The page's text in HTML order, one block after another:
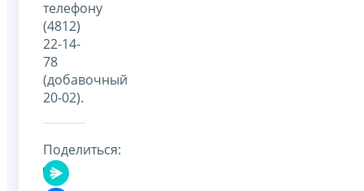
телефону
(4812)
22-14-
78
(добавочный
20-02).
Поделиться: